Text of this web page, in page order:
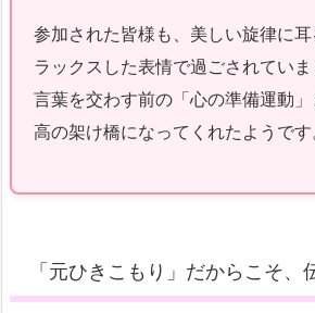
参加された皆様も、美しい旋律に
ラックスした表情で過ごされていま
言葉を交わす前の「心の準備運動
高の架け橋になってくれたようです
「元ひきこもり」だからこそ、